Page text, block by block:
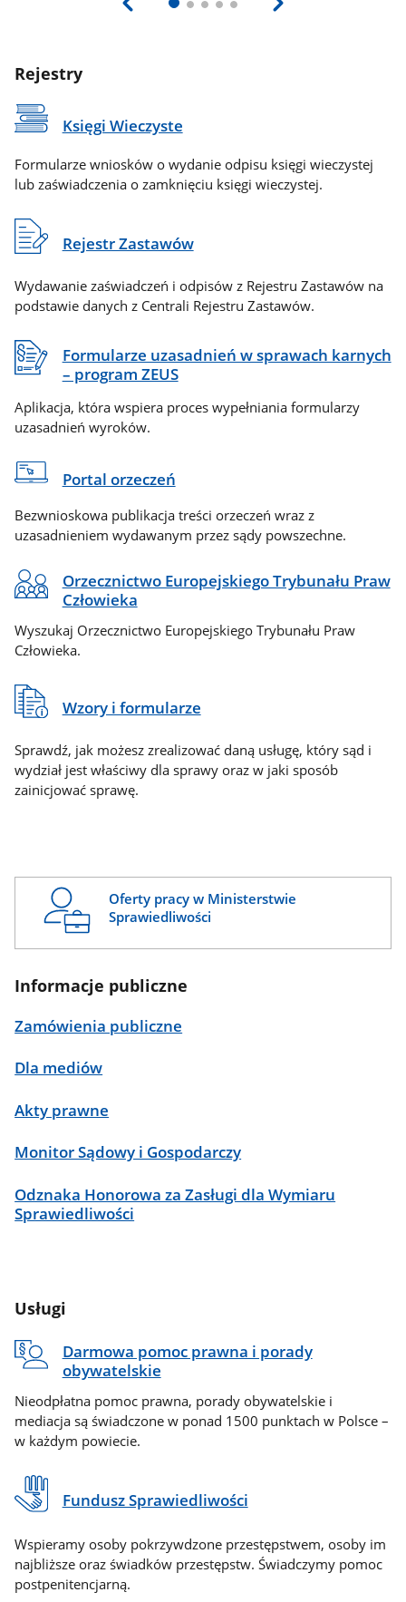
Rejestry
Księgi Wieczyste
Formularze wniosków o wydanie odpisu księgi wieczystej
lub zaświadczenia o zamknięciu księgi wieczystej.
Rejestr Zastawów
Wydawanie zaświadczeń i odpisów z Rejestru Zastawów na
podstawie danych z Centrali Rejestru Zastawów.
Formularze uzasadnień w sprawach karnych
– program ZEUS
Aplikacja, która wspiera proces wypełniania formularzy
uzasadnień wyroków.
Portal orzeczeń
Bezwnioskowa publikacja treści orzeczeń wraz z
uzasadnieniem wydawanym przez sądy powszechne.
Orzecznictwo Europejskiego Trybunału Praw
Człowieka
Wyszukaj Orzecznictwo Europejskiego Trybunału Praw
Człowieka.
Wzory i formularze
Sprawdź, jak możesz zrealizować daną usługę, który sąd i
wydział jest właściwy dla sprawy oraz w jaki sposób
zainicjować sprawę.
Oferty pracy w Ministerstwie
Sprawiedliwości
Informacje publiczne
Zamówienia publiczne
Dla mediów
Akty prawne
Monitor Sądowy i Gospodarczy
Odznaka Honorowa za Zasługi dla Wymiaru
Sprawiedliwości
Usługi
Darmowa pomoc prawna i porady
obywatelskie
Nieodpłatna pomoc prawna, porady obywatelskie i
mediacja są świadczone w ponad 1500 punktach w Polsce –
w każdym powiecie.
Fundusz Sprawiedliwości
Wspieramy osoby pokrzywdzone przestępstwem, osoby im
najbliższe oraz świadków przestępstw. Świadczymy pomoc
postpenitencjarną.